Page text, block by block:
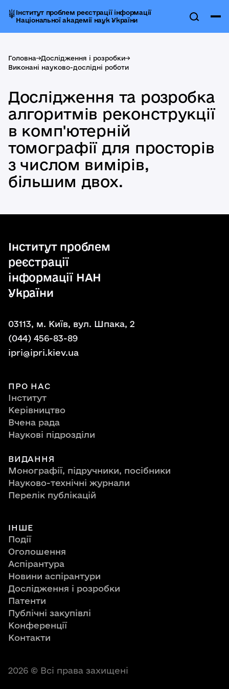
Інститут проблем реєстрації інформації
Національної академії наук України
Головна->Дослідження і розробки->
Виконані науково-дослідні роботи
Дослідження та розробка
алгоритмів реконструкції
в комп'ютерній
томографії для просторів
з числом вимірів,
більшим двох.
Інститут проблем
реєстрації
інформації НАН
України
03113, м. Київ, вул. Шпака, 2
(044) 456-83-89
ipri@ipri.kiev.ua
ПРО НАС
Інститут
Керівництво
Вчена рада
Наукові підрозділи
ВИДАННЯ
Монографії, підручники, посібники
Науково-технічні журнали
Перелік публікацій
ІНШЕ
Події
Оголошення
Аспірантура
Новини аспірантури
Дослідження і розробки
Патенти
Публічні закупівлі
Конференції
Контакти
2026 © Всі права захищені